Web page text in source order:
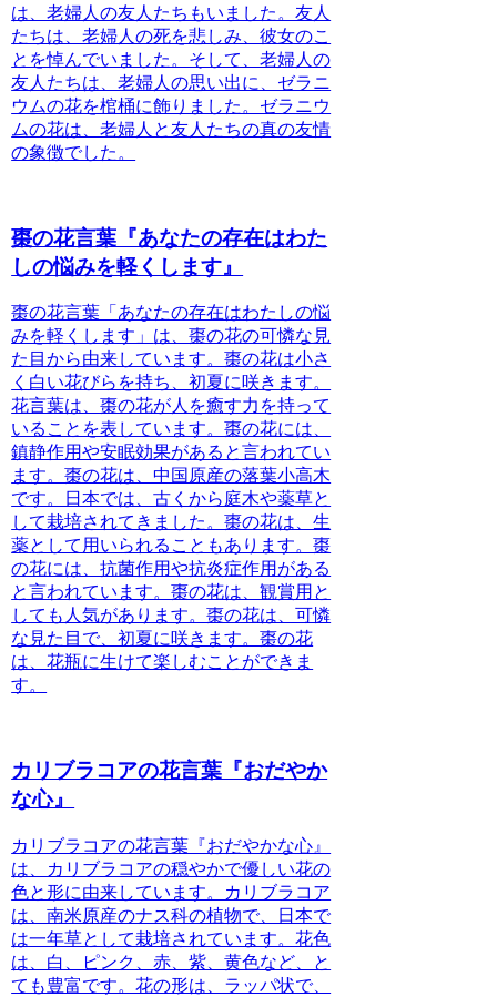
は、老婦人の友人たちもいました。友人
たちは、老婦人の死を悲しみ、彼女のこ
とを悼んでいました。そして、老婦人の
友人たちは、老婦人の思い出に、ゼラニ
ウムの花を棺桶に飾りました。ゼラニウ
ムの花は、老婦人と友人たちの真の友情
の象徴でした。
棗の花言葉『あなたの存在はわた
しの悩みを軽くします』
棗の花言葉「あなたの存在はわたしの悩
みを軽くします」 は、棗の花の可憐な見
た目から由来しています。棗の花は小さ
く白い花びらを持ち、初夏に咲きます。
花言葉は、棗の花が人を癒す力を持って
いることを表しています。棗の花には、
鎮静作用や安眠効果があると言われてい
ます。棗の花は、中国原産の落葉小高木
です。日本では、古くから庭木や薬草と
して栽培されてきました。棗の花は、生
薬として用いられることもあります。棗
の花には、抗菌作用や抗炎症作用がある
と言われています。棗の花は、観賞用と
しても人気があります。棗の花は、可憐
な見た目で、初夏に咲きます。棗の花
は、花瓶に生けて楽しむことができま
す。
カリブラコアの花言葉『おだやか
な心』
カリブラコアの花言葉『おだやかな心』
は、カリブラコアの穏やかで優しい花の
色と形に由来しています。カリブラコア
は、南米原産のナス科の植物で、日本で
は一年草として栽培されています。花色
は、白、ピンク、赤、紫、黄色など、と
ても豊富です。花の形は、ラッパ状で、